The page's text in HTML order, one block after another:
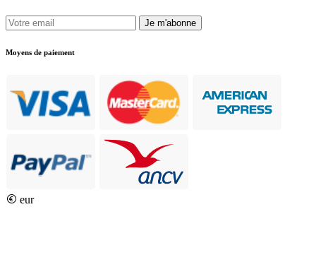
Je m'abonne
Moyens de paiement
eur